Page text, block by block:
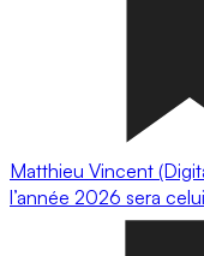
Matthieu Vincent
l’année 2026 sera